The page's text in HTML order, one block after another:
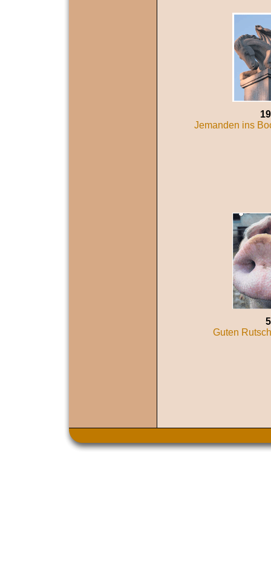
Jemanden ins
Guten